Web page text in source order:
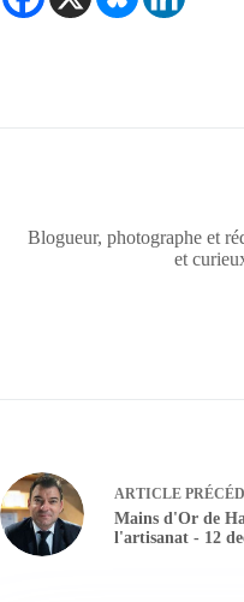
Blogueur, photographe et
et
ARTICLE
Mains d'Or de
l'artisanat - 12